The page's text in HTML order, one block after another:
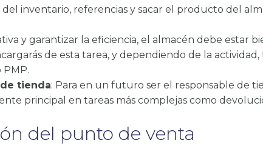
del inventario, referencias y sacar el producto del
y garantizar la eficiencia, el almacén debe estar
de esta tarea, y dependiendo de la
PMP.
tienda: Para en un futuro ser el responsable de
principal en tareas más complejas como
del punto de venta